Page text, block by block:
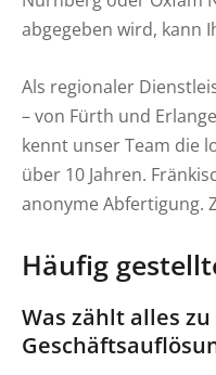
abgegeben wird, kann
Als regionaler
– von Fürth und
kennt unser Team die
über 10 Jahren.
anonyme Abfertigung.
Häufig
Was zählt alles